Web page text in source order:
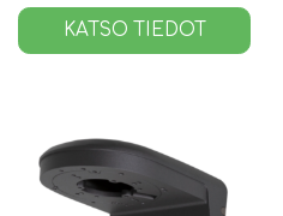
KATSO TIEDOT